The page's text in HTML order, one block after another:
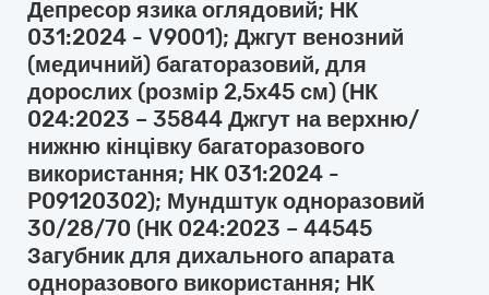
Депресор язика оглядовий; НК
031:2024 - V9001); Джгут венозний
(медичний) багаторазовий, для
дорослих (розмір 2,5х45 см) (НК
024:2023 – 35844 Джгут на верхню/
нижню кінцівку багаторазового
використання; НК 031:2024 -
P09120302); Мундштук одноразовий
30/28/70 (НК 024:2023 – 44545
Загубник для дихального апарата
одноразового використання; НК